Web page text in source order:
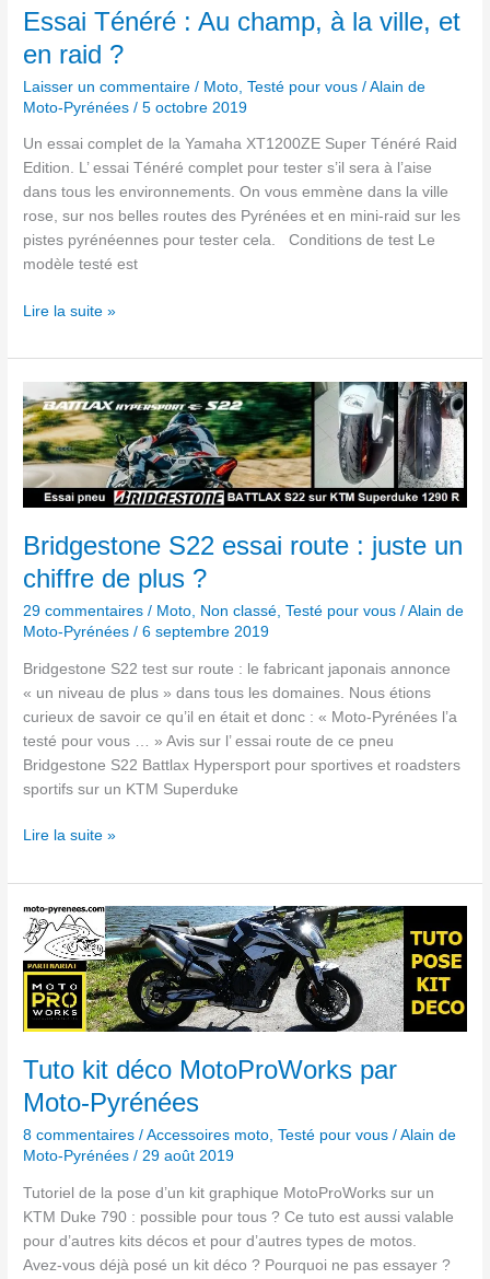
Essai Ténéré : Au champ, à la ville, et
en raid ?
Laisser un commentaire / Moto ,Testé pour vous /Alain de
Moto-Pyrénées/5 octobre 2019
Un essai complet de la Yamaha XT1200ZE Super Ténéré Raid
Edition. L’ essai Ténéré complet pour tester s’il sera à l’aise
dans tous les environnements. On vous emmène dans la ville
rose, sur nos belles routes des Pyrénées et en mini-raid sur les
pistes pyrénéennes pour tester cela. Conditions de test Le
modèle testé est
ville,
et
en
raid
?
Lire la suite »
Bridgestone S22 essai route : juste un
chiffre de plus ?
29 commentaires / Moto Non classé ,Testé pour vous /Alain de
Moto-Pyrénées/6 septembre 2019
Bridgestone S22 test sur route : le fabricant japonais annonce
« un niveau de plus » dans tous les domaines. Nous étions
curieux de savoir ce qu’il en était et donc : « Moto-Pyrénées l’a
testé pour vous … » Avis sur l’ essai route de ce pneu
Bridgestone S22 Battlax Hypersport pour sportives et roadsters
sportifs sur un KTM Superduke
Bridgestone
S22 essai
route
:
juste
un
chiffre
plus ?
Lire la suite »
Tuto kit déco MotoProWorks par
Moto-Pyrénées
8 commentaires /Accessoires moto,Testé pour vous /Alain de
Moto-Pyrénées/29 août 2019
Tutoriel de la pose d’un kit graphique MotoProWorks sur un
KTM Duke 790 : possible pour tous ? Ce tuto est aussi valable
pour d’autres kits décos et pour d’autres types de motos.
Avez-vous déjà posé un kit déco ? Pourquoi ne pas essayer ?
Tuto
kit
déco
MotoProWorks
par
Moto-
Pyrénées